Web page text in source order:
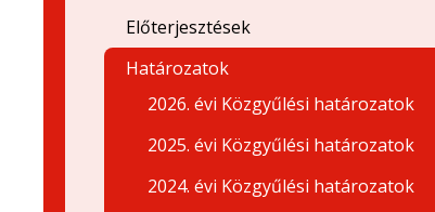
Előterjesztések
Határozatok
2026. évi Közgyűlési határozatok
2025. évi Közgyűlési határozatok
2024. évi Közgyűlési határozatok